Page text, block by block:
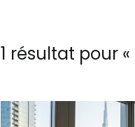
1 résultat pour «